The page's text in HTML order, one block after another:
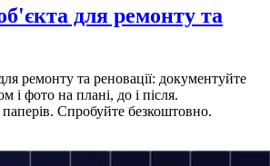
для ремонту та
ремонту та реновації: документуйте
і фото на плані, до і після.
Спробуйте безкоштовно.